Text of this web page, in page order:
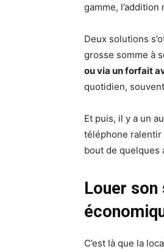
gamme, l’addition
Deux solutions
grosse somme à
ou via un forfait
quotidien,
Et puis, il y a un
téléphone ralentir
bout de quelques
Louer
C’est là que la